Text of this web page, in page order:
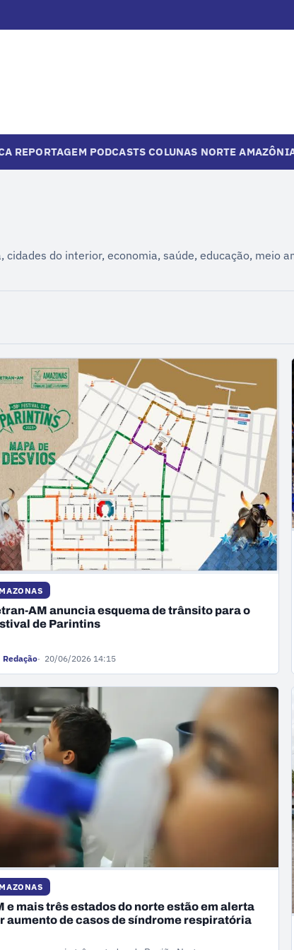
REPORTAGEM PODCASTS COLUNAS NORTE
do interior, economia, saúde, educação, meio
AM anuncia esquema de trânsito para o
de Parintins
Redação 20/06/2026 14:15
e mais três estados do norte estão em alerta
aumento de casos de síndrome respiratória